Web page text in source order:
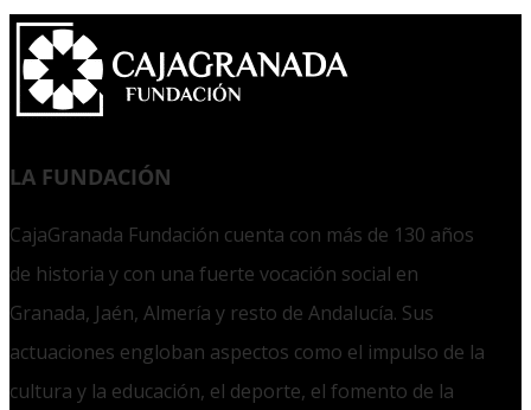
LA FUNDACIÓN
CajaGranada Fundación cuenta con más de 130 años
de historia y con una fuerte vocación social en
Granada, Jaén, Almería y resto de Andalucía. Sus
actuaciones engloban aspectos como el impulso de la
cultura y la educación, el deporte, el fomento de la